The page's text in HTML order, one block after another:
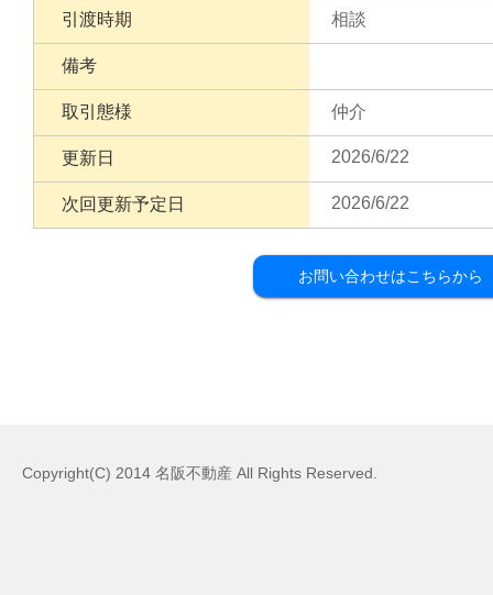
引渡時期 相談
備考
取引態様 仲介
更新日 2026/6/22
次回更新予定日 2026/6/22
お問い合わせはこちらから
Copyright(C) 2014 名阪不動産 All Rights Reserved.